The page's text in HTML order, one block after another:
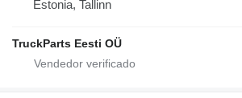
Estonia, Tallinn
TruckParts Eesti OÜ